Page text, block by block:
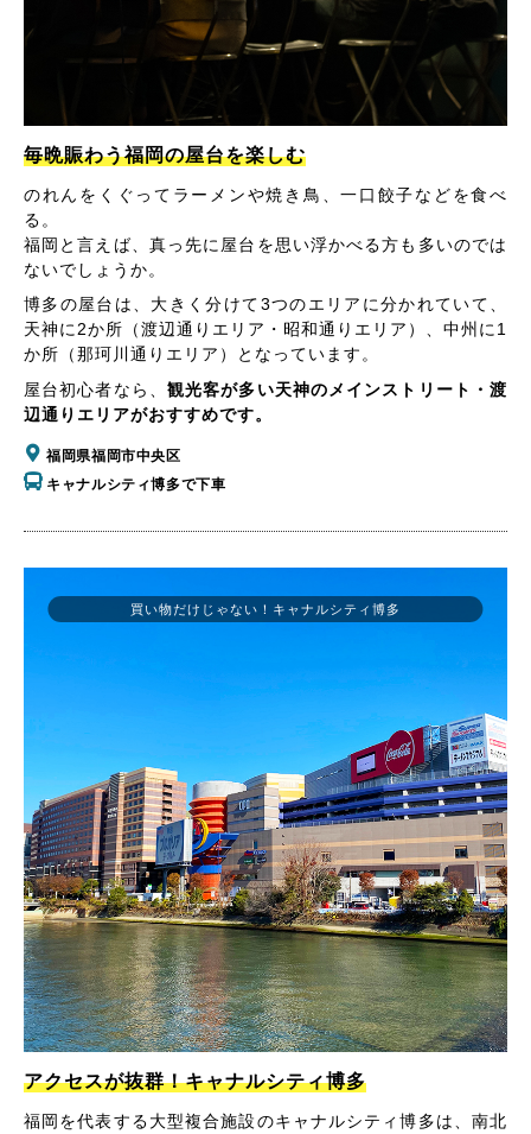
毎晩賑わう福岡の屋台を楽しむ
のれんをくぐってラーメンや焼き鳥、一口餃子などを食べ
る。
福岡と言えば、真っ先に屋台を思い浮かべる方も多いのでは
ないでしょうか。
博多の屋台は、大きく分けて3つのエリアに分かれていて、
天神に2か所（渡辺通りエリア・昭和通りエリア）、中州に1
か所（那珂川通りエリア）となっています。
屋台初心者なら、 観光客が多い天神のメインストリート・渡
辺通りエリアがおすすめです。
福岡県福岡市中央区
キャナルシティ博多で下車
アクセスが抜群！キャナルシティ博多
福岡を代表する大型複合施設のキャナルシティ博多は、南北
買い物だけじゃない！キャナルシティ博多